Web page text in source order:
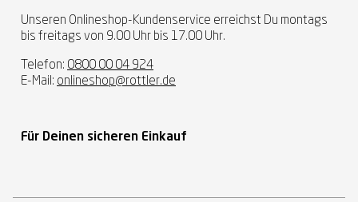
Unseren Onlineshop-Kundenservice erreichst Du montags
bis freitags von 9.00 Uhr bis 17.00 Uhr.
Telefon: 0800 00 04 924
E-Mail: onlineshop@rottler.de
Für Deinen sicheren Einkauf